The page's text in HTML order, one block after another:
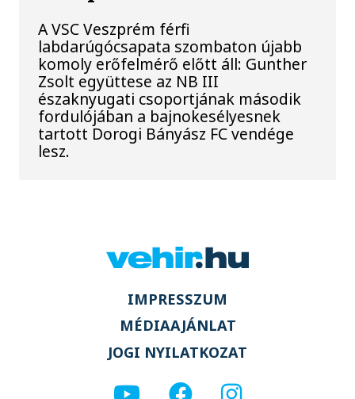
A VSC Veszprém férfi
labdarúgócsapata szombaton újabb
komoly erőfelmérő előtt áll: Gunther
Zsolt együttese az NB III
északnyugati csoportjának második
fordulójában a bajnokesélyesnek
tartott Dorogi Bányász FC vendége
lesz.
IMPRESSZUM
MÉDIAAJÁNLAT
JOGI NYILATKOZAT